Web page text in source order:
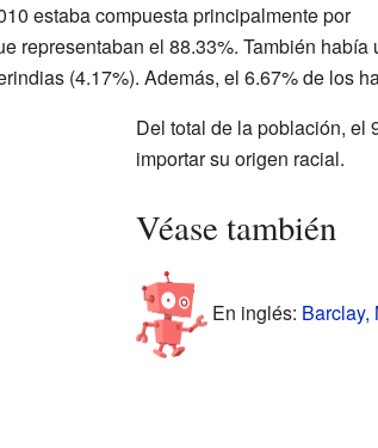
estaba compuesta principalmente por
representaban el 88.33%. También
(4.17%). Además, el 6.67% de los
Del total de la población, el
importar su origen racial.
Véase también
En inglés: Barclay,